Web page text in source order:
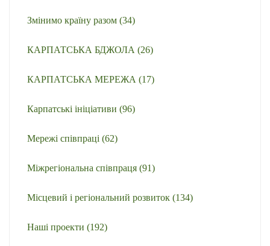
Змінимо країну разом (34)
КАРПАТСЬКА БДЖОЛА (26)
КАРПАТСЬКА МЕРЕЖА (17)
Карпатські ініціативи (96)
Мережі співпраці (62)
Міжрегіональна співпраця (91)
Місцевий і регіональний розвиток (134)
Наші проекти (192)